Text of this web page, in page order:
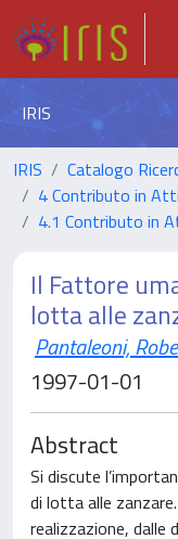
IRIS
IRIS
Catalogo
4 Contributo in
4.1 Contributo in
Il Fattore
lotta alle
Pantaleoni,
1997-01-01
Abstract
Si discute
di lotta alle
realizzazione, dalle